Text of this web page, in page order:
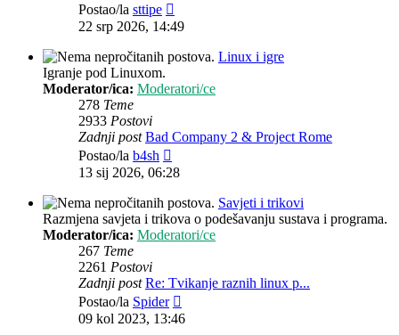
Postao/la sttipe
post
22 srp 2026, 14:49
Linux i igre
Igranje pod Linuxom.
Moderator/ica: Moderatori/ce
278 Teme
2933 Postovi
Zadnji post Bad Company 2 & Project Rome
Postao/la b4sh
post
13 sij 2026, 06:28
Savjeti i trikovi
Razmjena savjeta i trikova o podešavanju sustava i programa.
Moderator/ica: Moderatori/ce
267 Teme
2261 Postovi
Zadnji post Re: Tvikanje raznih linux p...
Postao/la Spider
post
09 kol 2023, 13:46